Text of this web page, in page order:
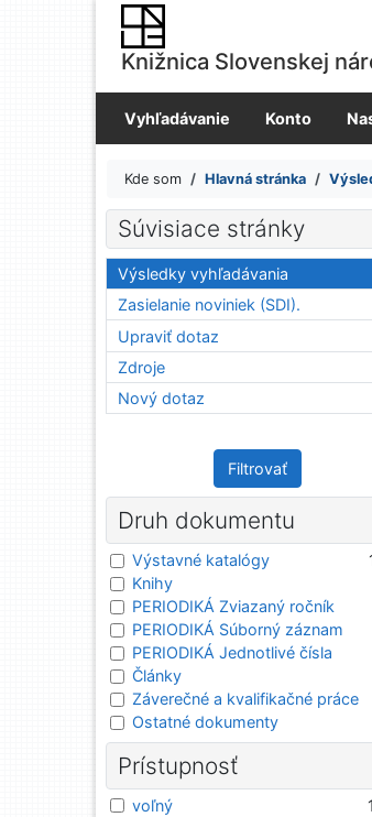
Prejsť na obsah
Prejsť na menu
Prehlásenie o webovej
Knižnica Slovenskej
Vyhľadávanie Konto
Kde som Hlavná stránka
Výsledky
Súvisiace stránky
Výsledky vyhľadávania
Zasielanie noviniek (SDI).
Upraviť dotaz
Zdroje
Nový dotaz
Filtrovať
Druh dokumentu
Výstavné katalógy
Knihy
PERIODIKÁ Zviazaný ročník
PERIODIKÁ Súborný záznam
PERIODIKÁ Jednotlivé čísla
Články
Záverečné a kvalifikačné práce
Ostatné dokumenty
Prístupnosť
voľný